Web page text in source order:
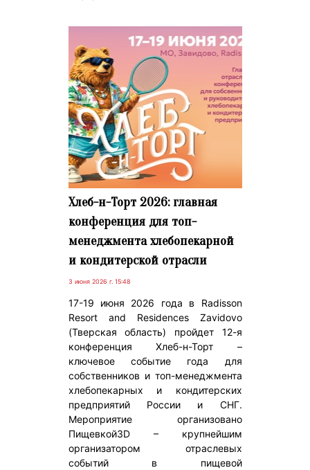
Хлеб-н-Торт 2026: главная
конференция для топ-
менеджмента хлебопекарной
и кондитерской отрасли
3 июня 2026 г. 15:48
17-19 июня 2026 года в Radisson
Resort and Residences Zavidovo
(Тверская область) пройдет 12-я
конференция Хлеб-н-Торт –
ключевое событие года для
собственников и топ-менеджмента
хлебопекарных и кондитерских
предприятий России и СНГ.
Мероприятие организовано
Пищевкой3D – крупнейшим
организатором отраслевых
событий в пищевой